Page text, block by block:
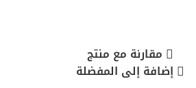
مقارنة مع منتج
إضافة إلى المفضلة